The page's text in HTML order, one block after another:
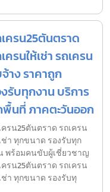
ครน25ตันตราด
ครนให้เช่า รถเครน
าง ราคาถูก
รับทุกงาน บริการ
นที่ ภาคตะวันออก
ครน25ตันตราด รถเครน
ช่า ทุกขนาด รองรับทุก
พร้อมคนขับผู้เชี่ยวชาญ
ครน25ตันตราด รถเครน
ช่า ทุกขนาด รองรับทุ